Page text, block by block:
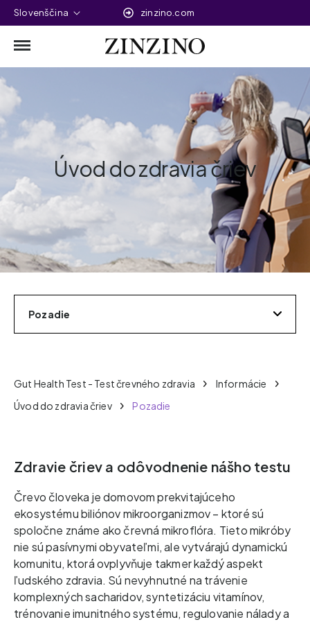
Slovenščina zinzino.com
Úvod do zdravia čriev
Pozadie
Gut Health Test - Test črevného zdravia
Informácie
Úvod do zdravia čriev
Pozadie
Zdravie čriev a odôvodnenie nášho testu
Črevo človeka je domovom prekvitajúceho
ekosystému biliónov mikroorganizmov – ktoré sú
spoločne známe ako črevná mikroflóra. Tieto mikróby
nie sú pasívnymi obyvateľmi, ale vytvárajú dynamickú
komunitu, ktorá ovplyvňuje takmer každý aspekt
ľudského zdravia. Sú nevyhnutné na trávenie
komplexných sacharidov, syntetizáciu vitamínov,
trénovanie imunitného systému, regulovanie nálady a